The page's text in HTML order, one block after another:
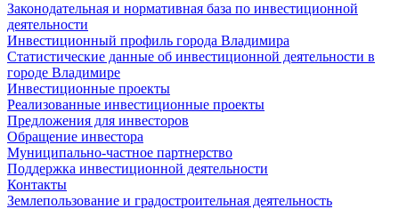
Законодательная и нормативная база по инвестиционной
деятельности
Инвестиционный профиль города Владимира
Статистические данные об инвестиционной деятельности в
городе Владимире
Инвестиционные проекты
Реализованные инвестиционные проекты
Предложения для инвесторов
Обращение инвестора
Муниципально-частное партнерство
Поддержка инвестиционной деятельности
Контакты
Землепользование и градостроительная деятельность